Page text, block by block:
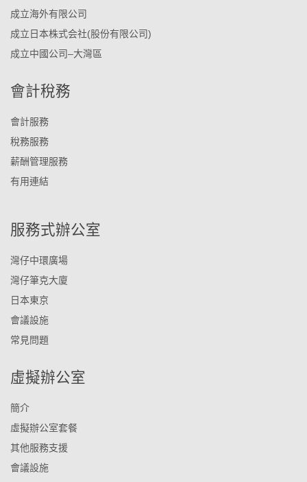
成立海外有限公司
成立日本株式会社(股份有限公司)
成立中國公司–大灣區
會計稅務
會計服務
稅務服務
薪酬管理服務
有用連結
服務式辦公室
灣仔中環廣場
灣仔筆克大廈
日本東京
會議設施
常見問題
虛擬辦公室
簡介
虛擬辦公室套餐
其他服務支援
會議設施